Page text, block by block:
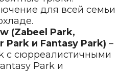
для всей семьи
(Zabeel Park,
Park и Fantasy Park) –
с сюрреалистичными
Park и